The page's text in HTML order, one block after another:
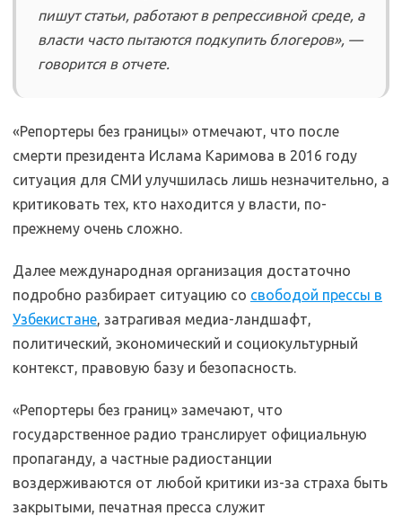
пишут статьи, работают в репрессивной среде, а
власти часто пытаются подкупить блогеров», —
говорится в отчете.
«Репортеры без границы» отмечают, что после
смерти президента Ислама Каримова в 2016 году
ситуация для СМИ улучшилась лишь незначительно, а
критиковать тех, кто находится у власти, по-
прежнему очень сложно.
Далее международная организация достаточно
подробно разбирает ситуацию со свободой прессы в
Узбекистане, затрагивая медиа-ландшафт,
политический, экономический и социокультурный
контекст, правовую базу и безопасность.
«Репортеры без границ» замечают, что
государственное радио транслирует официальную
пропаганду, а частные радиостанции
воздерживаются от любой критики из-за страха быть
закрытыми, печатная пресса служит